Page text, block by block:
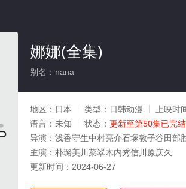
娜娜(全集)
别名：nana
地区： 日本 类型： 日韩动漫 上映时
语言： 未知 状态： 更新至第50集已完结
导演： 浅香守生中村亮介石塚敦子谷田部
主演： 朴璐美川菜翠木内秀信川原庆久
更新时间： 2024-06-27